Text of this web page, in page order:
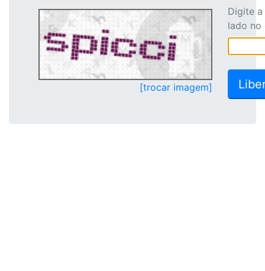
[trocar imagem]
Digite
lado no